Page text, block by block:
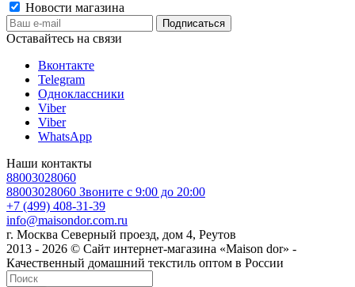
Новости магазина
Оставайтесь на связи
Вконтакте
Telegram
Одноклассники
Viber
Viber
WhatsApp
Наши контакты
88003028060
88003028060 Звоните с 9:00 до 20:00
+7 (499) 408-31-39
info@maisondor.com.ru
г. Москва Северный проезд, дом 4, Реутов
2013 - 2026 © Сайт интернет-магазина «Maison dor» -
Качественный домашний текстиль оптом в России